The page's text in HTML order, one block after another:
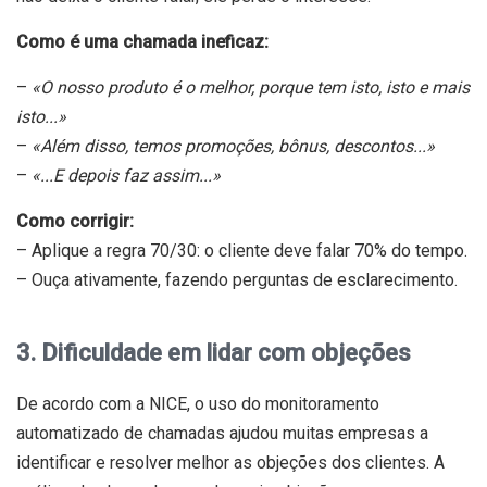
Como é uma chamada ineficaz:
– «O nosso produto é o melhor, porque tem isto, isto e mais
isto...»
– «Além disso, temos promoções, bônus, descontos...»
– «...E depois faz assim...»
Como corrigir:
– Aplique a regra 70/30: o cliente deve falar 70% do tempo.
– Ouça ativamente, fazendo perguntas de esclarecimento.
3. Dificuldade em lidar com objeções
De acordo com a NICE, o uso do monitoramento
automatizado de chamadas ajudou muitas empresas a
identificar e resolver melhor as objeções dos clientes. A